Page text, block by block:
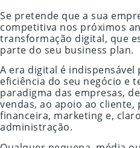
Se pretende que a sua
competitiva nos próximos
transformação digital, que
parte do seu business plan.
A era digital é indispensável
eficiência do seu negócio e
paradigma das empresas,
vendas, ao apoio ao cliente,
financeira, marketing e,
administração.